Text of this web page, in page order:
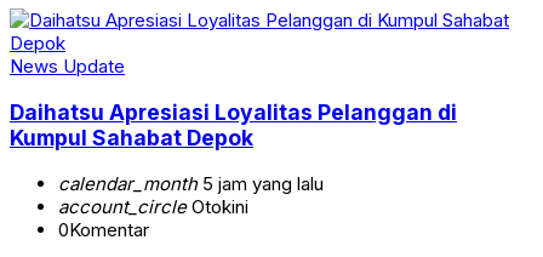
News Update
Daihatsu Apresiasi Loyalitas Pelanggan di
Kumpul Sahabat Depok
calendar_month5 jam yang lalu
account_circleOtokini
0Komentar